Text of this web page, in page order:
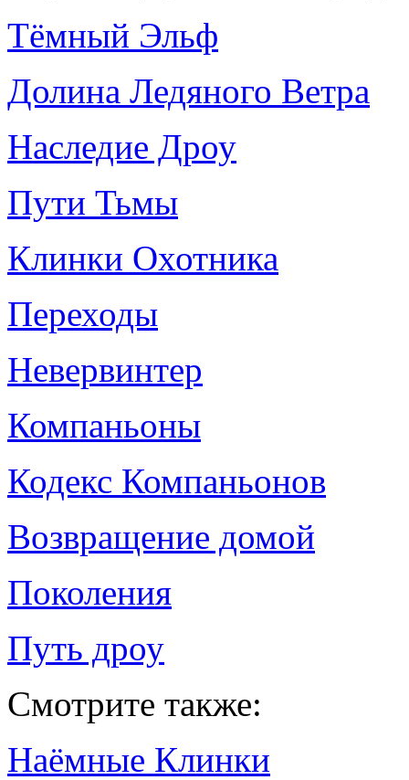
Тёмный Эльф
Долина Ледяного Ветра
Наследие Дроу
Пути Тьмы
Клинки Охотника
Переходы
Невервинтер
Компаньоны
Кодекс Компаньонов
Возвращение домой
Поколения
Путь дроу
Смотрите также:
Наёмные Клинки